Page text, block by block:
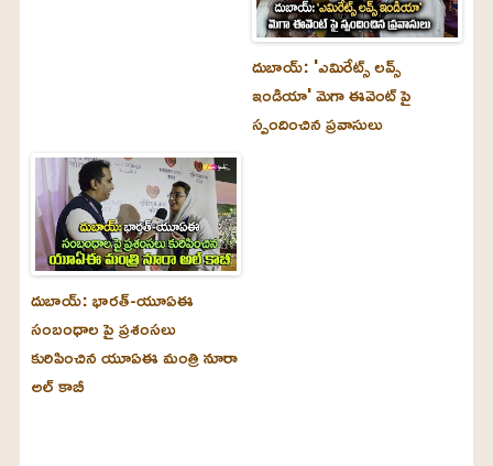
దుబాయ్‌: 'ఎమిరేట్స్ లవ్స్
ఇండియా' మెగా ఈవెంట్ పై
స్పందించిన ప్రవాసులు
దుబాయ్‌: భారత్-యూఏఈ
సంబంధాల పై ప్రశంసలు
కురిపించిన యూఏఈ మంత్రి నూరా
అల్‌ కాబీ